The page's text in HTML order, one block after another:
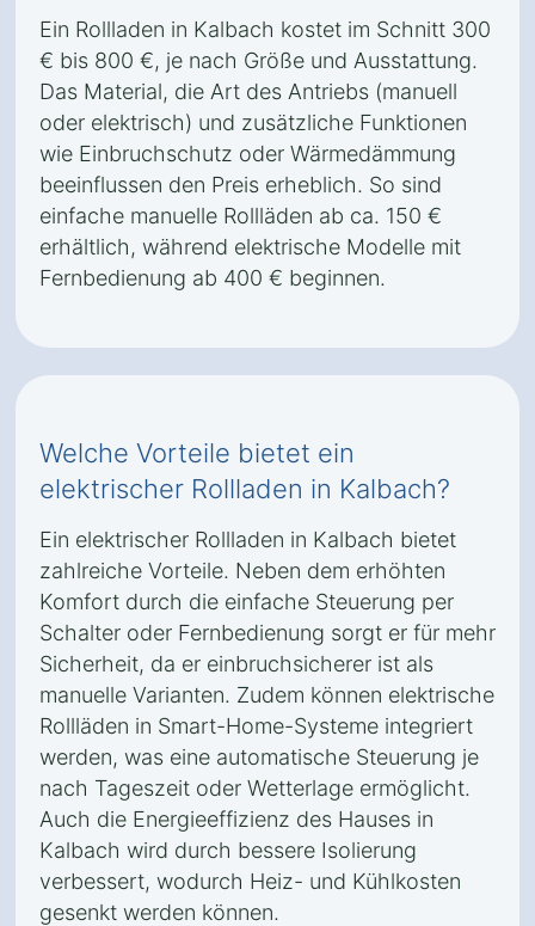
Ein Rollladen in Kalbach kostet im Schnitt 300
€ bis 800 €, je nach Größe und Ausstattung.
Das Material, die Art des Antriebs (manuell
oder elektrisch) und zusätzliche Funktionen
wie Einbruchschutz oder Wärmedämmung
beeinflussen den Preis erheblich. So sind
einfache manuelle Rollläden ab ca. 150 €
erhältlich, während elektrische Modelle mit
Fernbedienung ab 400 € beginnen.
Welche Vorteile bietet ein
elektrischer Rollladen in Kalbach?
Ein elektrischer Rollladen in Kalbach bietet
zahlreiche Vorteile. Neben dem erhöhten
Komfort durch die einfache Steuerung per
Schalter oder Fernbedienung sorgt er für mehr
Sicherheit, da er einbruchsicherer ist als
manuelle Varianten. Zudem können elektrische
Rollläden in Smart-Home-Systeme integriert
werden, was eine automatische Steuerung je
nach Tageszeit oder Wetterlage ermöglicht.
Auch die Energieeffizienz des Hauses in
Kalbach wird durch bessere Isolierung
verbessert, wodurch Heiz- und Kühlkosten
gesenkt werden können.